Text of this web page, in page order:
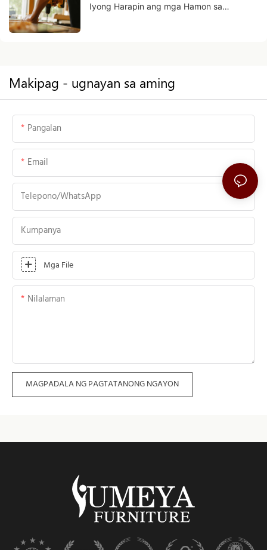
Iyong Harapin ang mga Hamon sa
Makipag - ugnayan sa aming
Pangalan
Email
Telepono/WhatsApp
Kumpanya
Mga File
Nilalaman
MAGPADALA NG PAGTATANONG NGAYON